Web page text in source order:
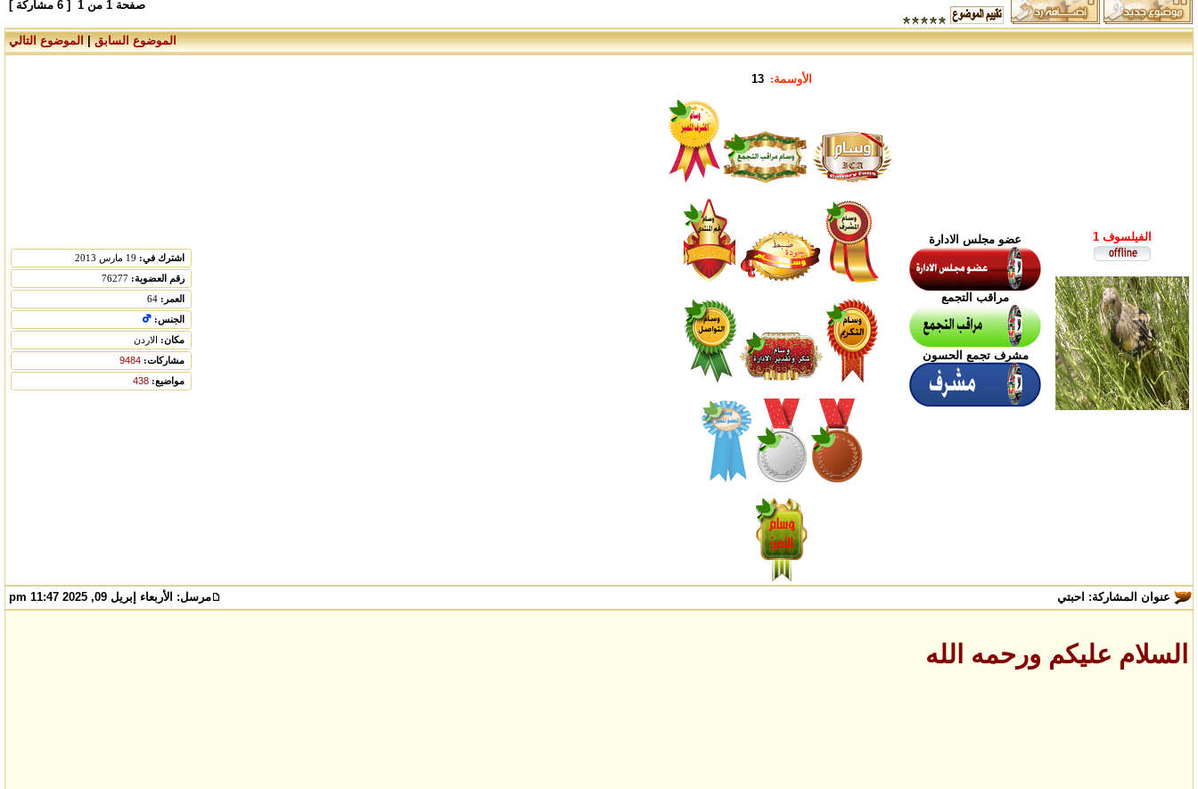
صفحة 1 من 1 [ 6 مشاركة ]
الموضوع السابق|الموضوع التالي
الفيلسوف 1 عضو مجلس الادارة
مراقب التجمع
مشرف تجمع الحسون
الأوسمة: 13
اشترك في:
رقم العضوية:
العمر:
الجنس:
مكان: الاردن
مشاركات: 9484
مواضيع: 438
عنوان المشاركة: احبتي مرسل: الأربعاء إبريل 09, 2025 11:47 pm
السلام عليكم ورحمه الله